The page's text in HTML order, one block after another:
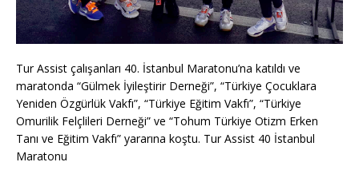
Tur Assist çalışanları 40. İstanbul Maratonu’na katıldı ve
maratonda “Gülmek İyileştirir Derneği”, “Türkiye Çocuklara
Yeniden Özgürlük Vakfı”, “Türkiye Eğitim Vakfı”, “Türkiye
Omurilik Felçlileri Derneği” ve “Tohum Türkiye Otizm Erken
Tanı ve Eğitim Vakfı” yararına koştu. Tur Assist 40 İstanbul
Maratonu